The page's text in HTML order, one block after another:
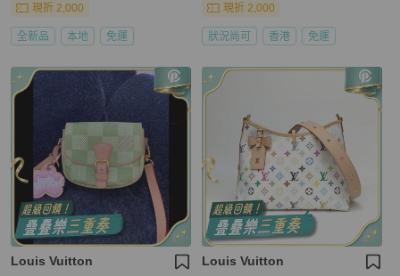
現折 2,000
全新品 本地 免運
現折 2,000
狀況尚可 香港 免運
Louis Vuitton Louis Vuitton